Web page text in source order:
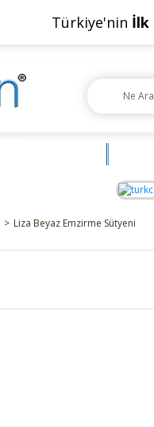
Türkiye'nin İlk
Liza Beyaz Emzirme Sütyeni